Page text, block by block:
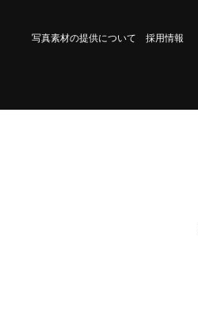
写真素材の提供について 採用情報